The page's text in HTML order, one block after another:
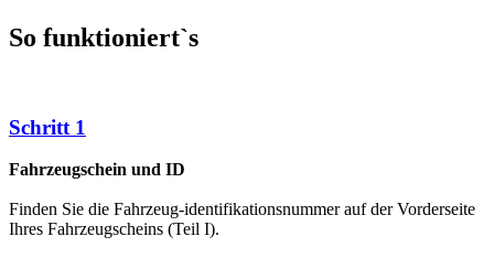
So funktioniert`s
Schritt 1
Fahrzeugschein und ID
Finden Sie die Fahrzeug-identifikationsnummer auf der Vorderseite
Ihres Fahrzeugscheins (Teil I).